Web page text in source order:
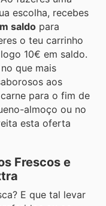
escolha, recebes
saldo para
o teu carrinho
10€ em saldo.
que mais
aos
para o fim de
almoço ou no
esta oferta
Frescos e
E que tal levar